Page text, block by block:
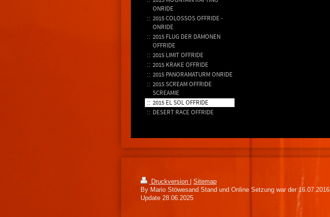
ONRIDE
2015 COLOSSOS OFFRIDE -
ONRIDE
2015 FLUG DER DÄMONEN
OFFRIDE
2015 LIMIT OFFRIDE
2015 KRAKE OFFRIDE
2015 PANORAMATURM ONRIDE
2015 SCREAM OFFRIDE
SCREAMIE
2015 EL SOL OFFRIDE
DESERT RACE OFFRIDE
Druckversion
Sitemap
By Mario Stöwesand Stand und Online Setzung war der 16.07.2016
Update 28.06.2025